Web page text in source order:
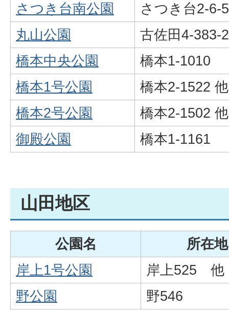
さつき台南公園
さつき台2-6-5
丸山公園
古佐田4-
橋本中央公園
橋本1-1010
橋本1号公園
橋本2-1522 他
橋本2号公園
橋本2-1502 他
御殿公園
橋本1-1161
山田地区
公園名
所在地
岸上1号公園
岸上525 他
野公園
野546